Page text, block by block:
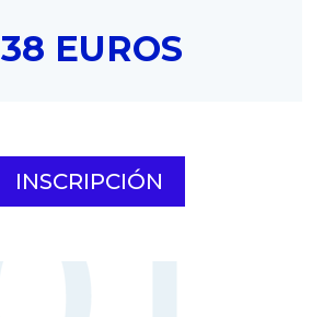
38 EUROS
INSCRIPCIÓN